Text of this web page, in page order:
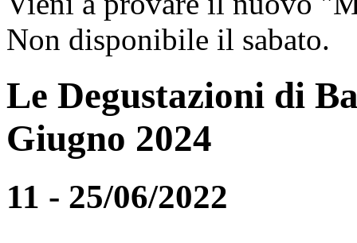
Non disponibile il sabato.
Le Degustazioni di
Giugno 2024
11 - 25/06/2022